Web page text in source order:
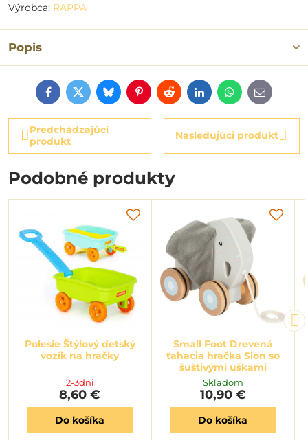
Výrobca: RAPPA
Popis
FacebookTwitterBlueskyPinterestRedditLinkedInWhatsApp
E-
mail
Predchádzajúci
produkt
Nasledujúci produkt
Podobné produkty
Polesie Štýlový detský
vozík na hračky
2-3dni
8,60 €
Do košíka
Small Foot Drevená
ťahacia hračka Slon so
šuštivými uškami
Skladom
10,90 €
Do košíka